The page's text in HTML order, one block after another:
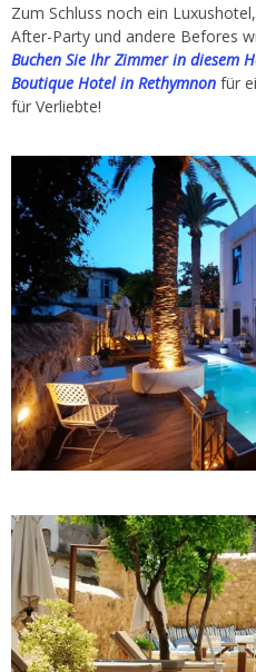
Zum Schluss noch ein
After-Party und andere Befores
Buchen Sie Ihr Zimmer in diesem
Boutique Hotel in Rethymnon für
für Verliebte!